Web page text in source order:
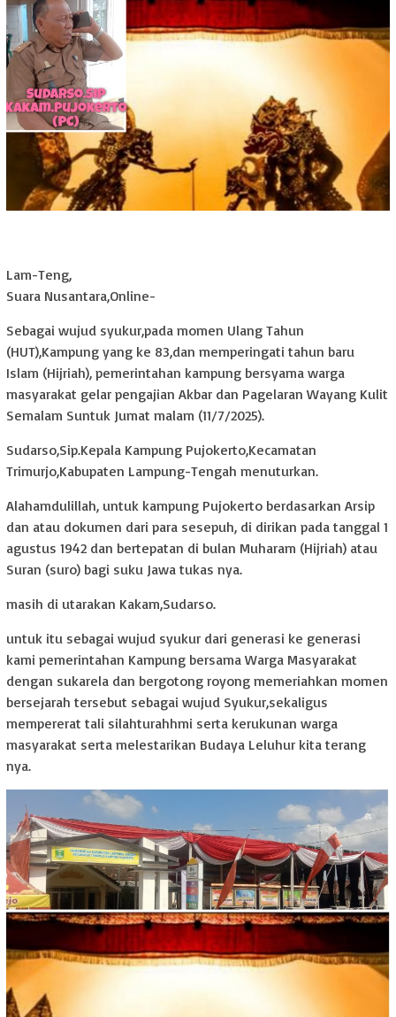
Lam-Teng,
Suara Nusantara,Online-
Sebagai wujud syukur,pada momen Ulang Tahun
(HUT),Kampung yang ke 83,dan memperingati tahun baru
Islam (Hijriah), pemerintahan kampung bersyama warga
masyarakat gelar pengajian Akbar dan Pagelaran Wayang Kulit
Semalam Suntuk Jumat malam (11/7/2025).
Sudarso,Sip.Kepala Kampung Pujokerto,Kecamatan
Trimurjo,Kabupaten Lampung-Tengah menuturkan.
Alahamdulillah, untuk kampung Pujokerto berdasarkan Arsip
dan atau dokumen dari para sesepuh, di dirikan pada tanggal 1
agustus 1942 dan bertepatan di bulan Muharam (Hijriah) atau
Suran (suro) bagi suku Jawa tukas nya.
masih di utarakan Kakam,Sudarso.
untuk itu sebagai wujud syukur dari generasi ke generasi
kami pemerintahan Kampung bersama Warga Masyarakat
dengan sukarela dan bergotong royong memeriahkan momen
bersejarah tersebut sebagai wujud Syukur,sekaligus
mempererat tali silahturahhmi serta kerukunan warga
masyarakat serta melestarikan Budaya Leluhur kita terang
nya.